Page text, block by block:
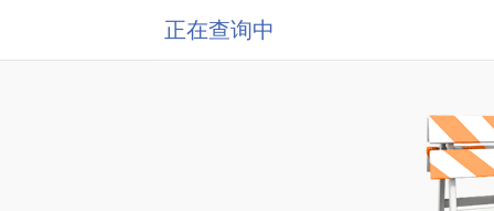
正在查询中